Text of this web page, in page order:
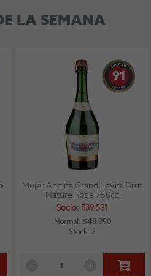
LA SEMANA
91
Mujer Andina Grand Levita Brut
Nature Rose 750cc
Socio: $39.591
Normal: $43.990
Stock: 3